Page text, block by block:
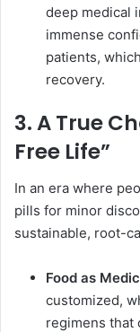
deep medical
immense
patients,
recovery.
​3. A True
Free Life”
​In an era where
pills for minor
sustainable, root-
Food as
customized,
regimens that